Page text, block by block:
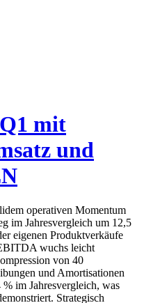
mit
und
operativen Momentum
im Jahresvergleich um 12,5
eigenen Produktverkäufe
wuchs leicht
von 40
und Amortisationen
im Jahresvergleich, was
Strategisch